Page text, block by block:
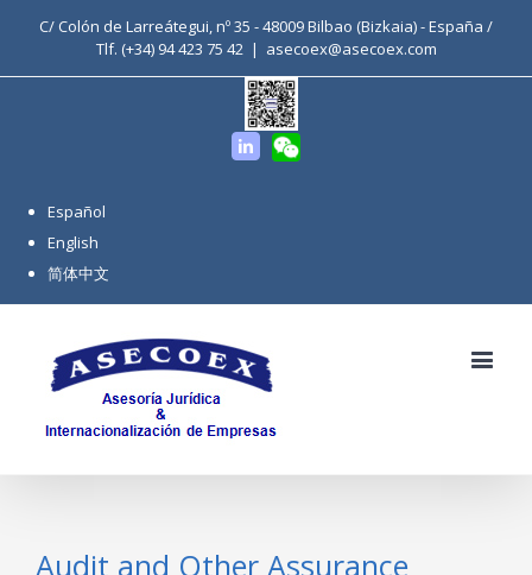
C/ Colón de Larreátegui, nº 35 - 48009 Bilbao (Bizkaia) - España /
Tlf. (+34) 94 423 75 42 | asecoex@asecoex.com
Linkedin
WeChat
Español
English
简体中文
Audit and Other Assurance